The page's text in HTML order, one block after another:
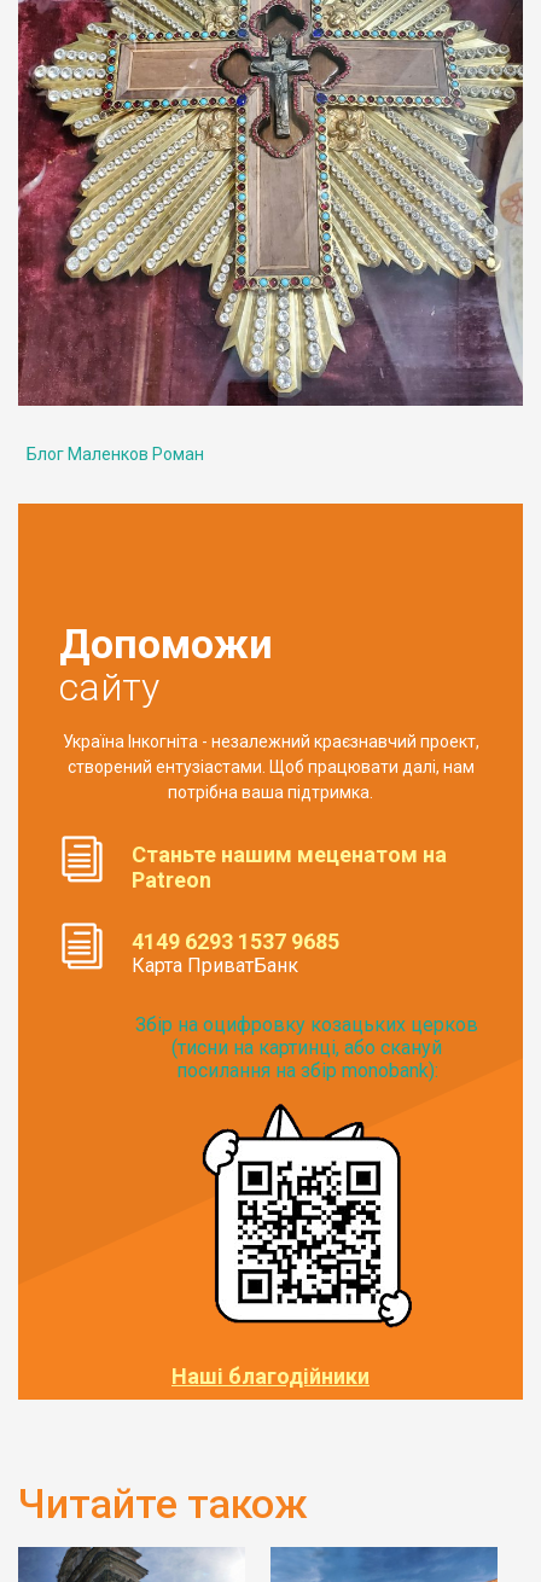
Блог Маленков Роман
Допоможи
сайту
Україна Інкогніта - незалежний краєзнавчий проект,
створений ентузіастами. Щоб працювати далі, нам
потрібна ваша підтримка.
Станьте нашим меценатом на
Patreon
4149 6293 1537 9685
Карта ПриватБанк
Збір на оцифровку козацьких церков
(тисни на картинці, або скануй
посилання на збір monobank):
Наші благодійники
Читайте також